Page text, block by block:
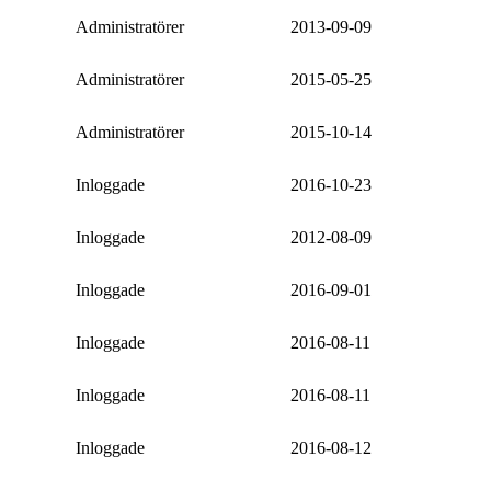
Administratörer 2013-09-09
Administratörer 2015-05-25
Administratörer 2015-10-14
Inloggade 2016-10-23
Inloggade 2012-08-09
Inloggade 2016-09-01
Inloggade 2016-08-11
Inloggade 2016-08-11
Inloggade 2016-08-12